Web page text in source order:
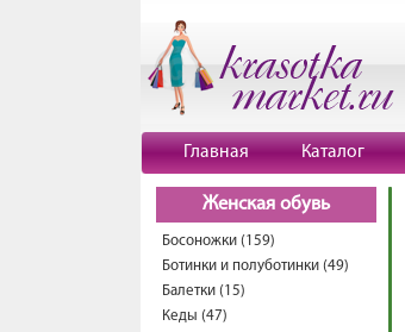
Главная Каталог
Женская обувь
Босоножки (159)
Ботинки и полуботинки (49)
Балетки (15)
Кеды (47)